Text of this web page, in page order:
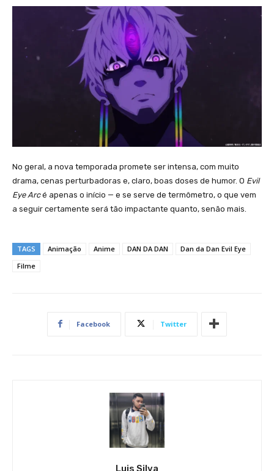
No geral, a nova temporada promete ser intensa, com muito
drama, cenas perturbadoras e, claro, boas doses de humor. O Evil
Eye Arcé apenas o início — e se serve de termômetro, o que vem
a seguir certamente será tão impactante quanto, senão mais.
TAGS Animação Anime DAN DA DAN
Dan da Dan Evil Eye
Filme
Facebook Twitter
Luis Silva